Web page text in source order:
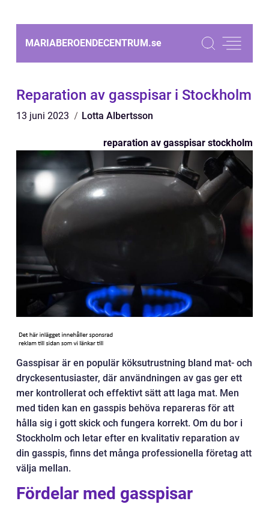
MARIABEROENDECENTRUM.se
Reparation av gasspisar i Stockholm
13 juni 2023 Lotta Albertsson
reparation av gasspisar stockholm
Gasspisar är en populär köksutrustning bland mat- och
dryckesentusiaster, där användningen av gas ger ett
mer kontrollerat och effektivt sätt att laga mat. Men
med tiden kan en gasspis behöva repareras för att
hålla sig i gott skick och fungera korrekt. Om du bor i
Stockholm och letar efter en kvalitativ reparation av
din gasspis, finns det många professionella företag att
välja mellan.
Fördelar med gasspisar